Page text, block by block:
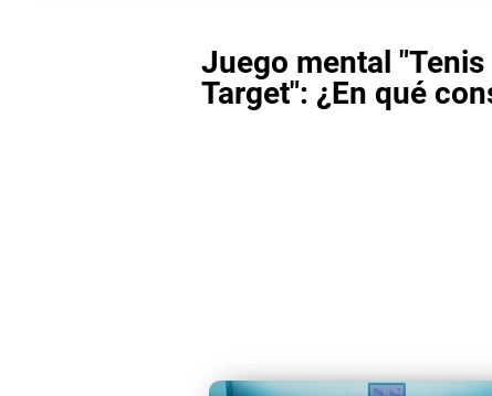
Juego mental "Tenis
Target": ¿En qué